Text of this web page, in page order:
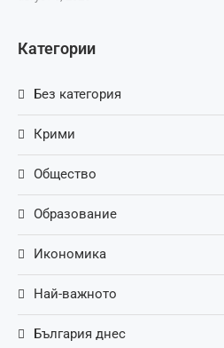
Категории
Без категория
Крими
Общество
Образование
Икономика
Най-важното
България днес